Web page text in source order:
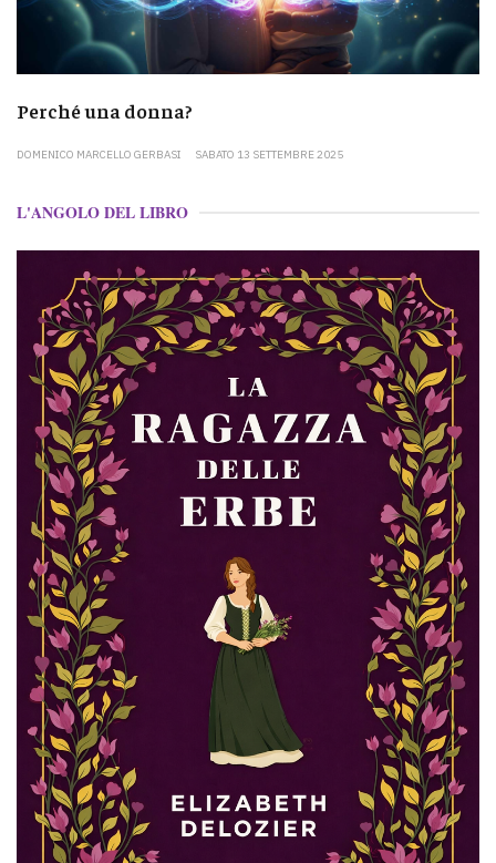
Perché una donna?
DOMENICO MARCELLO GERBASI SABATO 13 SETTEMBRE 2025
L'ANGOLO DEL LIBRO